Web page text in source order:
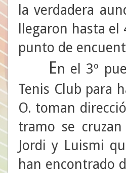
la verdadera
llegaron hasta
punto de
En el 3º
Tenis Club para
O. toman
tramo se
Jordi y Luismi
han encontrado